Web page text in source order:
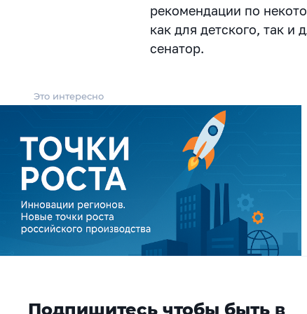
рекомендации по
как для детского, так и
сенатор.
Это интересно
Подпишитесь чтобы быть в